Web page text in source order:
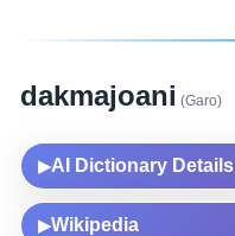
dakmajoani (Garo)
▶AI Dictionary Details
▶Wikipedia